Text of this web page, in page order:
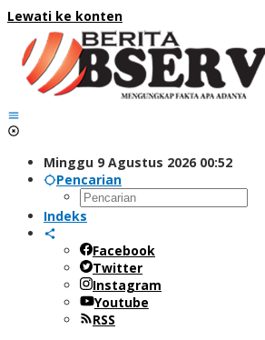
Lewati ke konten
Minggu 9 Agustus 2026 00:52
Pencarian
Indeks
Facebook
Twitter
Instagram
Youtube
RSS